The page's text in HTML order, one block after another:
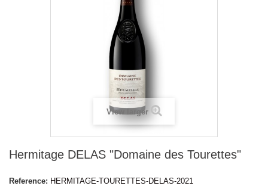
View larger
Hermitage DELAS "Domaine des Tourettes"
Reference: HERMITAGE-TOURETTES-DELAS-2021